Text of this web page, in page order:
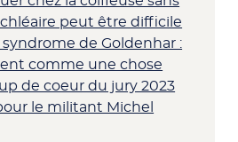
peut être difficile
syndrome de Goldenhar :
comme une chose
de coeur du jury 2023
le militant Michel